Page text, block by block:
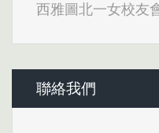
西雅圖北一女校友
聯絡我們